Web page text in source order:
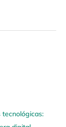
tecnológicas: